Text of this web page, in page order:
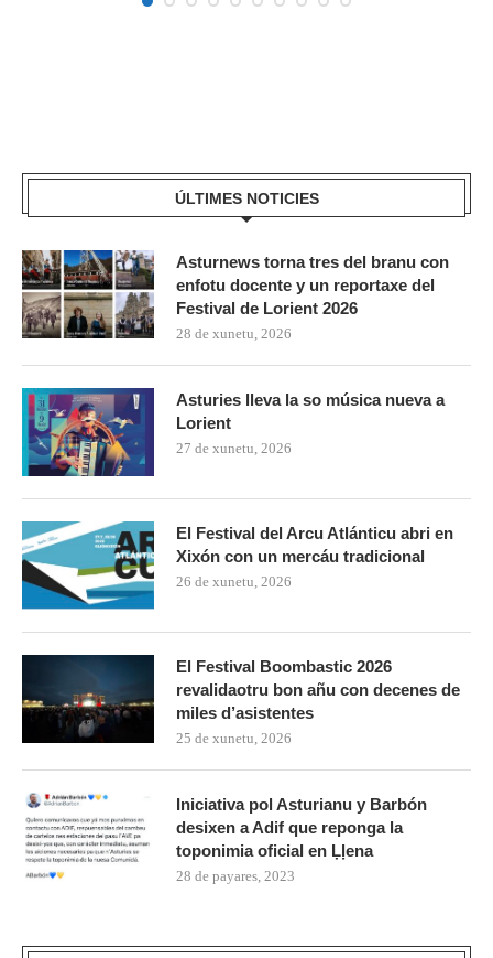
ÚLTIMES NOTICIES
Asturnews torna tres del branu con
enfotu docente y un reportaxe del
Festival de Lorient 2026
28 de xunetu, 2026
Asturies lleva la so música nueva a
Lorient
27 de xunetu, 2026
El Festival del Arcu Atlánticu abri en
Xixón con un mercáu tradicional
26 de xunetu, 2026
El Festival Boombastic 2026
revalidaotru bon añu con decenes de
miles d’asistentes
25 de xunetu, 2026
Iniciativa pol Asturianu y Barbón
desixen a Adif que reponga la
toponimia oficial en Ḷḷena
28 de payares, 2023